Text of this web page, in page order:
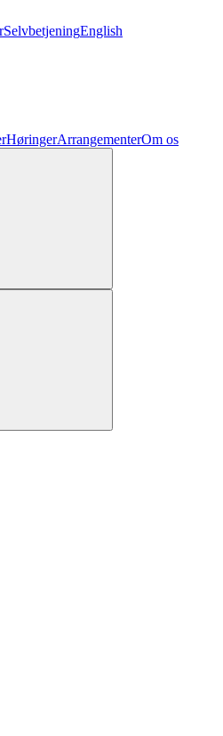
SelvbetjeningEnglish
HøringerArrangementerOm os